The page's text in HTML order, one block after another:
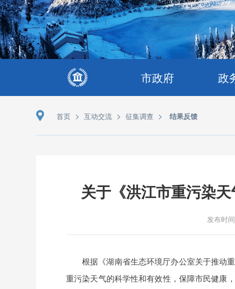
市政府 政
首页 > 互动交流 > 征集调查 > 结果反馈
关于《洪江市重污染
发布时
根据《湖南省生态环境厅办公室关于推动
重污染天气的科学性和有效性，保障市民健康